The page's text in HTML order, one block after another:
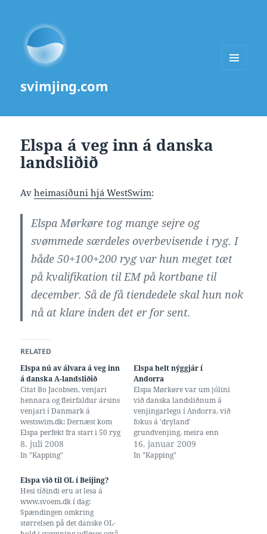
svimjing.com
Elspa á veg inn á danska
landsliðið
Avheimasíðuni hjá WestSwim:
Elspa Mørkøre tog mange sejre og
svømmede særdeles overbevisende i ryg. I
både 50+100+200 ryg var hun meget tæt
på kvalifikation til EM på kortbane til
december. Så de få tiendedele skal hun nok
nå at klare inden det er for sent.
RELATED
Elspa nú av álvara á veg inn
á danska A-landsliðið
Citat Bo Jacobsen, venjari
hennara og fleirfaldur ársins
venjari í Danmark á
westswim.dk: Dernæst kom
Elspa perfekt fra start i 50 ryg
og vandt i supertiden 29.67,
som formentlig bringer
fra sæsonstart.
8. juli 2008
In "Kapping"
Elspa helt nýggjár í
Andorra
Elspa Mørkøre var um jólini
við danska landsliðnum á
venjingarlegu í Andorra, við
fokus á 'dryland'
grundvenjing, meira enn
svimjing. "Om formiddagen
stod den på tre timers
16. januar 2009
In "Kapping"
Elspa við til OL í Beijing?
Hesi tíðindi eru at lesa á
www.svoem.dk í dag:
Spændingen omkring
størrelsen på det danske OL-